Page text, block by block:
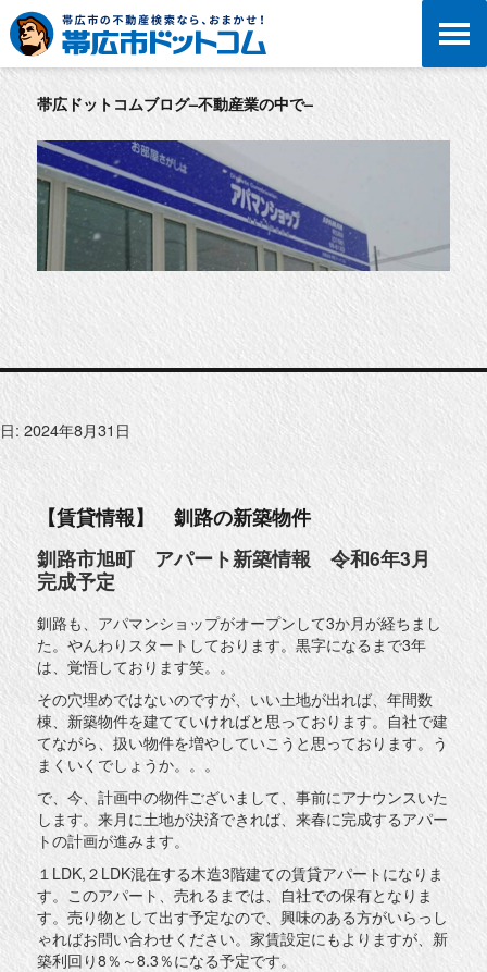
帯広ドットコムブログ–不動産業の中で–
日: 2024年8月31日
【賃貸情報】 釧路の新築物件
釧路市旭町 アパート新築情報 令和6年3月
完成予定
釧路も、アパマンショップがオープンして3か月が経ちまし
た。やんわりスタートしております。黒字になるまで3年
は、覚悟しております笑。。
その穴埋めではないのですが、いい土地が出れば、年間数
棟、新築物件を建てていければと思っております。自社で建
てながら、扱い物件を増やしていこうと思っております。う
まくいくでしょうか。。。
で、今、計画中の物件ございまして、事前にアナウンスいた
します。来月に土地が決済できれば、来春に完成するアパー
トの計画が進みます。
１LDK,２LDK混在する木造3階建ての賃貸アパートになりま
す。このアパート、売れるまでは、自社での保有となりま
す。売り物として出す予定なので、興味のある方がいらっし
ゃればお問い合わせください。家賃設定にもよりますが、新
築利回り8％～8.3％になる予定です。